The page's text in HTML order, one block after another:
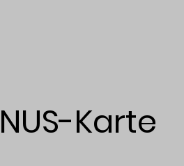
Karte